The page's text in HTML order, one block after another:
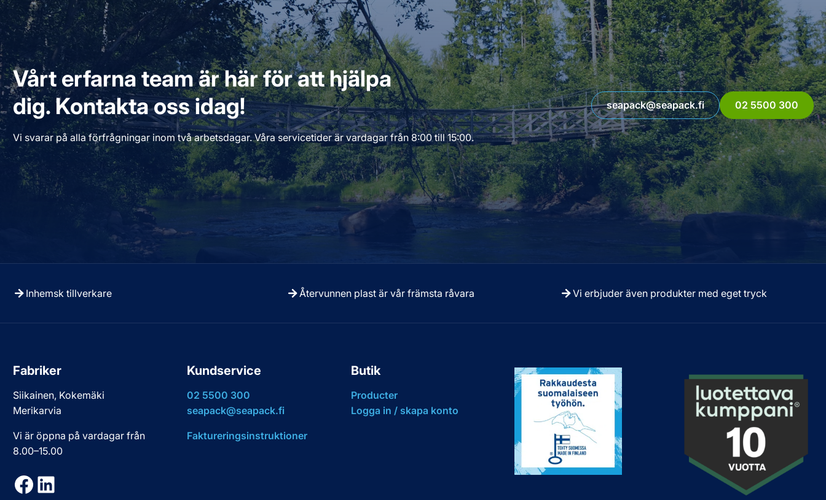
Vårt erfarna team är här för att hjälpa
dig. Kontakta oss idag!
Vi svarar på alla förfrågningar inom två arbetsdagar. Våra servicetider är vardagar från 8:00 till 15:00.
seapack@seapack.fi 02 5500 300
Inhemsk tillverkare Återvunnen plast är vår främsta råvara Vi erbjuder även produkter med eget tryck
Fabriker
Siikainen, Kokemäki
Merikarvia
Vi är öppna på vardagar från
8.00–15.00
Facebook
LinkedIn
Kundservice
02 5500 300
seapack@seapack.fi
Faktureringsinstruktioner
Butik
Producter
Logga in / skapa konto